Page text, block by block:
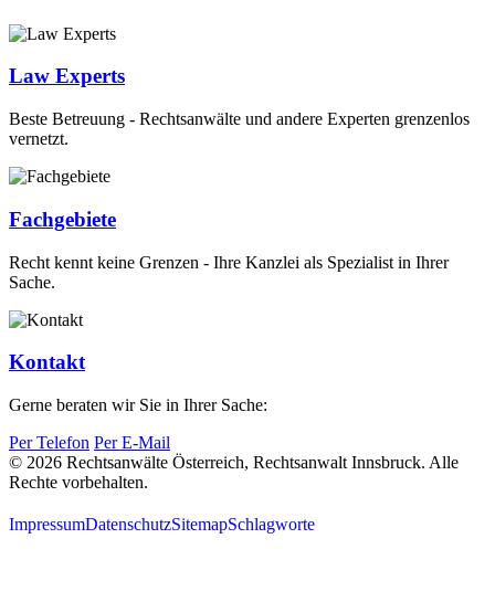
Law Experts
Beste Betreuung - Rechtsanwälte und andere Experten grenzenlos
vernetzt.
Fachgebiete
Recht kennt keine Grenzen - Ihre Kanzlei als Spezialist in Ihrer
Sache.
Kontakt
Gerne beraten wir Sie in Ihrer Sache:
Per Telefon Per E-Mail
© 2026 Rechtsanwälte Österreich, Rechtsanwalt Innsbruck. Alle
Rechte vorbehalten.
ImpressumDatenschutzSitemapSchlagworte